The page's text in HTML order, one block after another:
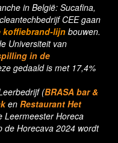
in België: Sucafina,
CEE gaan
koffiebrand-lijn bouwen.
Universiteit van
in de
gedaald is met 17,4%
(BRASA bar &
en Restaurant Het
Leermeester Horeca
de Horecava 2024 wordt